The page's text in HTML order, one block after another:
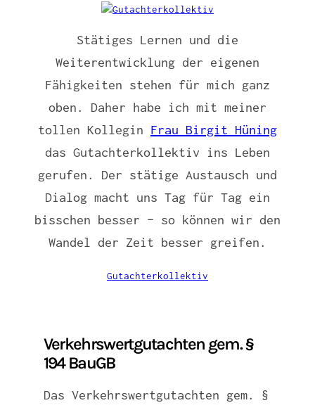
Stätiges Lernen und die
Weiterentwicklung der eigenen
Fähigkeiten stehen für mich ganz
oben. Daher habe ich mit meiner
tollen Kollegin Frau Birgit Hüning
das Gutachterkollektiv ins Leben
gerufen. Der stätige Austausch und
Dialog macht uns Tag für Tag ein
bisschen besser – so können wir den
Wandel der Zeit besser greifen.
Gutachterkollektiv
Verkehrswertgutachten gem. §
194 BauGB
Das Verkehrswertgutachten gem. §